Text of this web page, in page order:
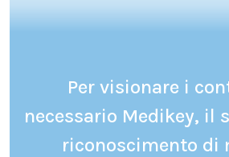
Per visionare i
necessario Medikey, il
riconoscimento di